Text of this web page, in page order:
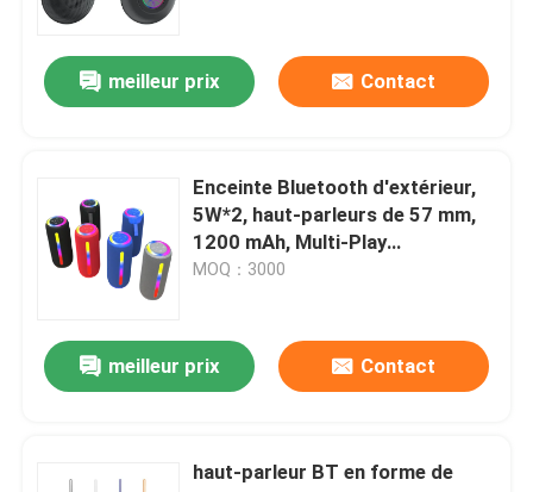
Casque de câble d'ordinateur
Haut-parleur de câble d'ordinateur
Caisse d'ordinateur
haut-parleurs Bluetooth
Haut-parleur sans fil multifonctionnel
meilleur prix Contact
Enceinte Bluetooth d'extérieur,
5W*2, haut-parleurs de 57 mm,
1200 mAh, Multi-Play
(BT/AUX/TF/USB)
MOQ：3000
meilleur prix Contact
haut-parleur BT en forme de